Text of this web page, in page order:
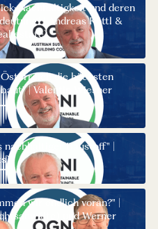
Nachhaltigkeit und deren
| Andreas Köttl &
estate)
die höchsten
| Valentin Wiesner
nachhaltiger Baustoff" |
wir endlich voran?" |
und Werner